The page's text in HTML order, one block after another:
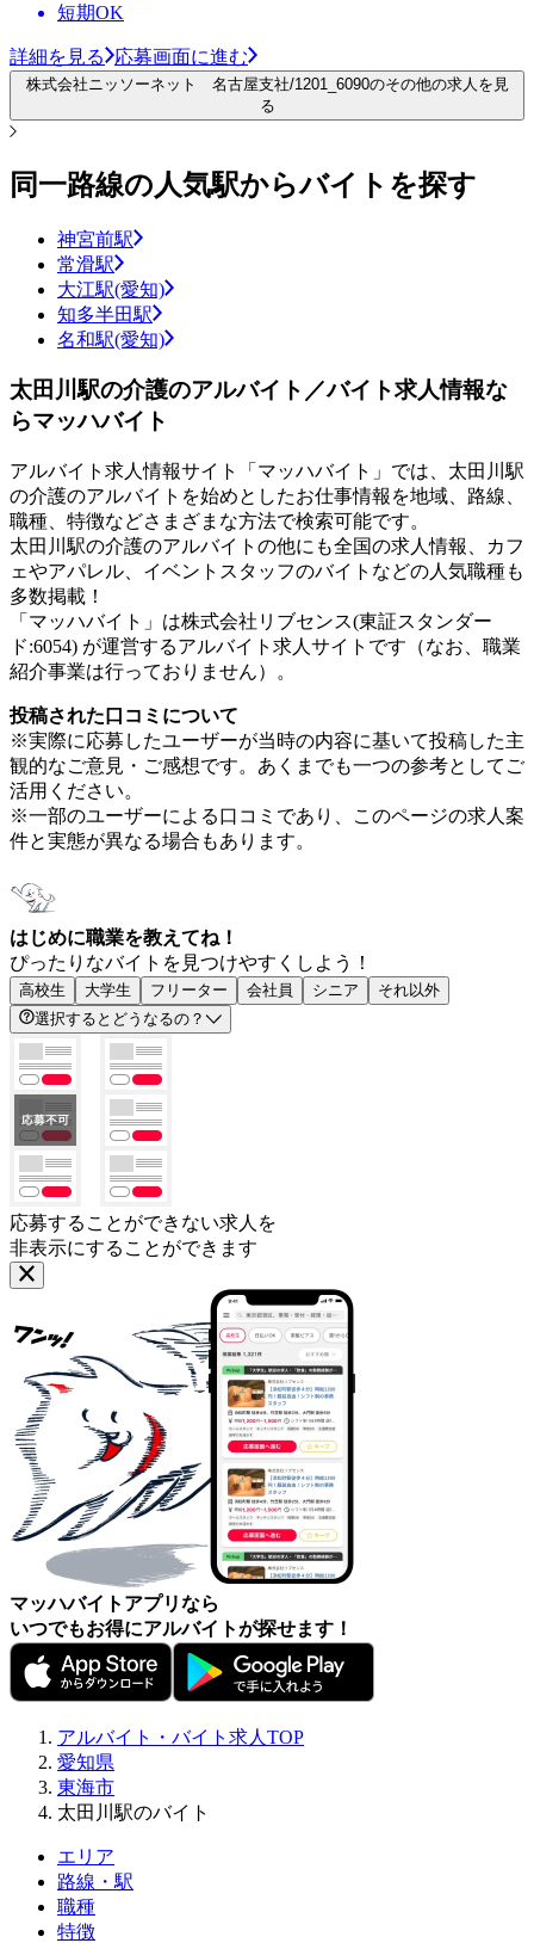
短期OK
詳細を見る 応募画面に進む
株式会社ニッソーネット 名古屋支社/1201_6090のその他の求人を見
る
同一路線の人気駅からバイトを探す
神宮前駅
常滑駅
大江駅(愛知)
知多半田駅
名和駅(愛知)
太田川駅の介護のアルバイト／バイト求人情報な
らマッハバイト
アルバイト求人情報サイト「マッハバイト」では、太田川駅
の介護のアルバイトを始めとしたお仕事情報を地域、路線、
職種、特徴などさまざまな方法で検索可能です。
太田川駅の介護のアルバイトの他にも全国の求人情報、カフ
ェやアパレル、イベントスタッフのバイトなどの人気職種も
多数掲載！
「マッハバイト」は株式会社リブセンス(東証スタンダー
ド:6054) が運営するアルバイト求人サイトです（なお、職業
紹介事業は行っておりません）。
投稿された口コミについて
※実際に応募したユーザーが当時の内容に基いて投稿した主
観的なご意見・ご感想です。あくまでも一つの参考としてご
活用ください。
※一部のユーザーによる口コミであり、このページの求人案
件と実態が異なる場合もあります。
はじめに職業を教えてね！
ぴったりなバイトを見つけやすくしよう！
高校生 大学生 フリーター 会社員 シニア
それ以外
選択するとどうなるの？
応募することができない求人を
非表示にすることができます
マッハバイトアプリなら
いつでもお得にアルバイトが探せます！
アルバイト・バイト求人TOP
愛知県
東海市
太田川駅のバイト
エリア
路線・駅
職種
特徴